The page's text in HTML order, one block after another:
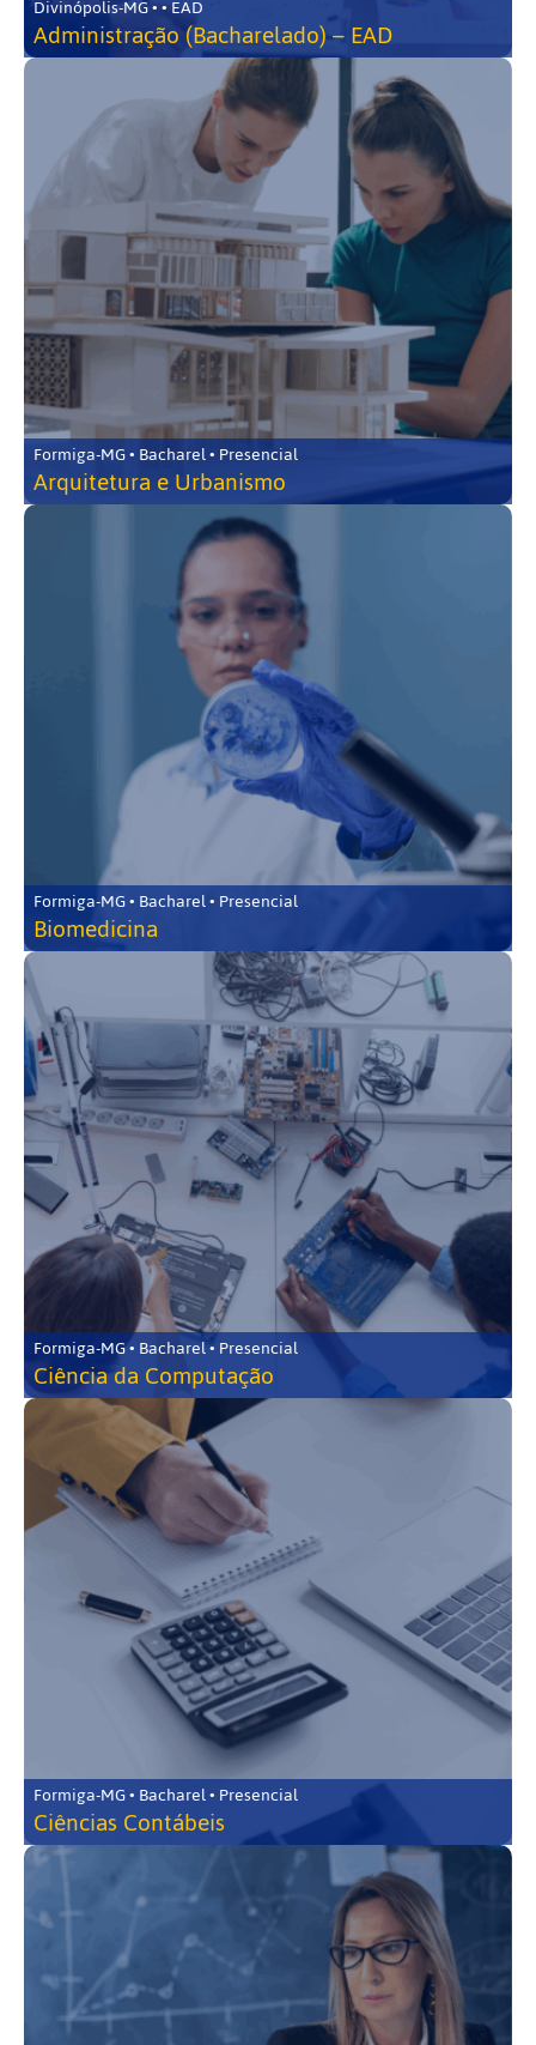
Divinópolis-MG • • EAD
Administração (Bacharelado) – EAD
Formiga-MG • Bacharel • Presencial
Arquitetura e Urbanismo
Formiga-MG • Bacharel • Presencial
Biomedicina
Formiga-MG • Bacharel • Presencial
Ciência da Computação
Formiga-MG • Bacharel • Presencial
Ciências Contábeis